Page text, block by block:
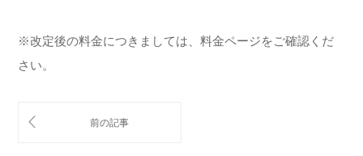
※改定後の料金につきましては、料金ページをご確認くだ
さい。